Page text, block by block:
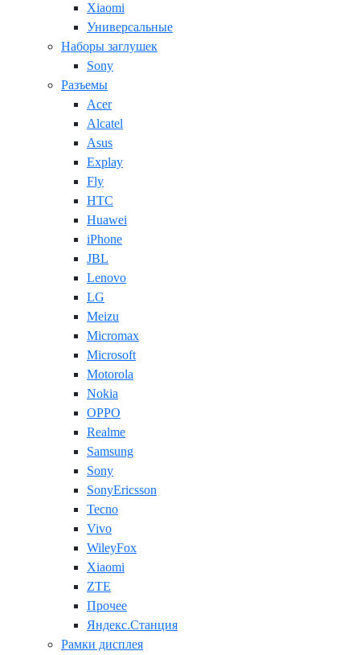
Xiaomi
Универсальные
Наборы заглушек
Sony
Разъемы
Acer
Alcatel
Asus
Explay
Fly
HTC
Huawei
iPhone
JBL
Lenovo
LG
Meizu
Micromax
Microsoft
Motorola
Nokia
OPPO
Realme
Samsung
Sony
SonyEricsson
Tecno
Vivo
WileyFox
Xiaomi
ZTE
Прочее
Яндекс.Станция
Рамки дисплея